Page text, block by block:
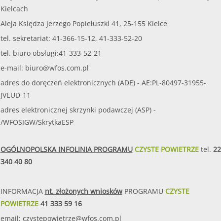
Kielcach
Aleja Księdza Jerzego Popiełuszki 41, 25-155 Kielce
tel. sekretariat: 41-366-15-12, 41-333-52-20
tel. biuro obsługi:41-333-52-21
e-mail: biuro@wfos.com.pl
adres do doręczeń elektronicznych (ADE) - AE:PL-80497-31955-
JVEUD-11
adres elektronicznej skrzynki podawczej (ASP) -
/WFOSIGW/SkrytkaESP
OGÓLNOPOLSKA INFOLINIA PROGRAMUCZYSTE POWIETRZEtel. 22
340 40 80
INFORMACJA nt. złożonych wnioskówPROGRAMU CZYSTE
POWIETRZE41 333 59 16
email: czystepowietrze@wfos.com.pl